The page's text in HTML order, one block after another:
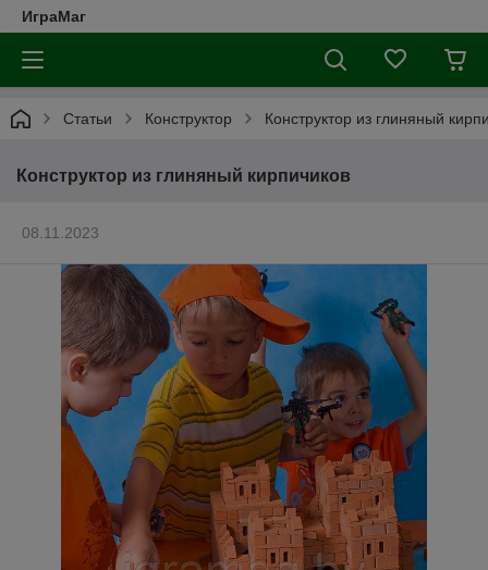
ИграМаг
Статьи Конструктор Конструктор из глиняный
Конструктор из глиняный кирпичиков
08.11.2023